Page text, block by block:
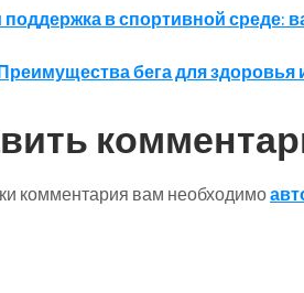
в спортивной среде:
бега для
комментария вам необходимо